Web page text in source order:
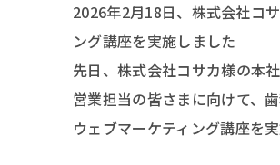
2026年2月18日、株式会社コ
ング講座を実施しました
先日、株式会社コサカ様の本
営業担当の皆さまに向けて、
ウェブマーケティング講座を実